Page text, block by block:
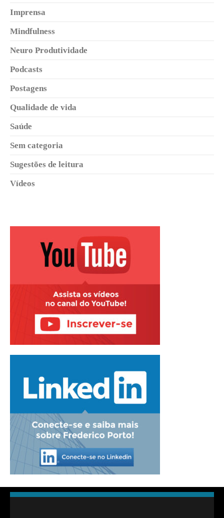
Imprensa
Mindfulness
Neuro Produtividade
Podcasts
Postagens
Qualidade de vida
Saúde
Sem categoria
Sugestões de leitura
Vídeos